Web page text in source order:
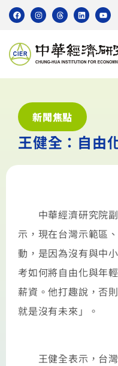
新聞焦點
王健全：自由
中華經濟研究院副
示，現在台灣示範區
動，是因為沒有與中
考如何將自由化與年
薪資。他打趣說，否
就是沒有未來」。
王健全表示，台灣